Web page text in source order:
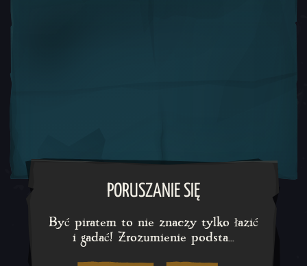
PORUSZANIE SIĘ
Być piratem to nie znaczy tylko łazić
i gadać! Zrozumienie podsta...
Być piratem to nie znaczy